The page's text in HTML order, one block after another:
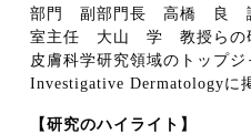
部門 副部門長 高橋 良 講
室主任 大山 学 教授らの研
皮膚科学研究領域のトップ
Investigative Dermatologyに
【研究のハイライト】